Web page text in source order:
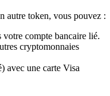
autre token, vous pouvez :
compte bancaire lié.
cryptomonnaies
avec une carte Visa